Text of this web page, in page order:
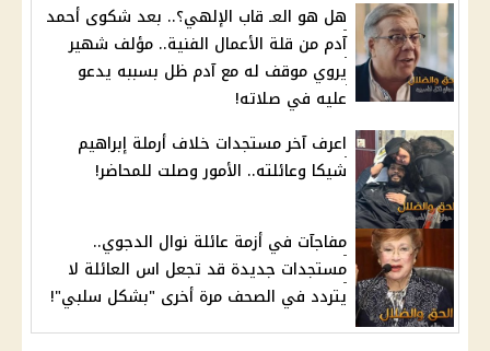
هل هو العـ قاب الإلهي؟.. بعد شكوى أحمد
آدم من قلة الأعمال الفنية.. مؤلف شهير
يروي موقف له مع آدم ظل بسببه يدعو
عليه في صلاته!
اعرف آخر مستجدات خلاف أرملة إبراهيم
شيكا وعائلته.. الأمور وصلت للمحاضر!
مفاجآت في أزمة عائلة نوال الدجوي..
مستجدات جديدة قد تجعل اس العائلة لا
يتردد في الصحف مرة أخرى "بشكل سلبي"!